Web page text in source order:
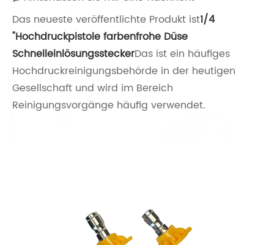
Das neueste veröffentlichte Produkt ist1/4
"Hochdruckpistole farbenfrohe Düse
SchnelleinlösungssteckerDas ist ein häufiges
Hochdruckreinigungsbehörde in der heutigen
Gesellschaft und wird im Bereich
Reinigungsvorgänge häufig verwendet.